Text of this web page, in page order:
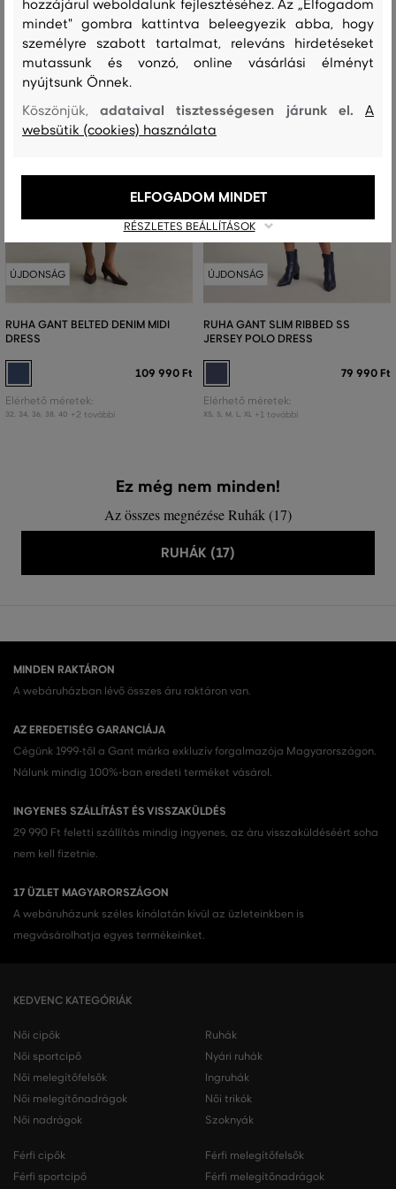
ÚJDONSÁG
RUHA GANT BELTED DENIM MIDI
DRESS
109 990 Ft
Elérhető méretek:
32 34 36 38 40 +2 további
ÚJDONSÁG
RUHA GANT SLIM RIBBED SS
JERSEY POLO DRESS
79 990 Ft
Elérhető méretek:
XS, S, M L, XL +1 további
Ez még nem minden!
Az összes megnézése Ruhák (17)
RUHÁK (17)
MINDEN RAKTÁRON
A webáruházban lévő összes áru raktáron van.
AZ EREDETISÉG GARANCIÁJA
Cégünk 1999-től a Gant márka exkluzív forgalmazója Magyarországon.
Nálunk mindig 100%-ban eredeti terméket vásárol.
INGYENES SZÁLLÍTÁST ÉS VISSZAKÜLDÉS
29 990 Ft feletti szállítás mindig ingyenes, az áru visszaküldéséért soha
nem kell fizetnie.
17 ÜZLET MAGYARORSZÁGON
A webáruházunk széles kínálatán kívül az üzleteinkben is
megvásárolhatja egyes termékeinket.
KEDVENC KATEGÓRIÁK
Női cipők
Női sportcipő
Női melegítőfelsők
Női melegítőnadrágok
Női nadrágok
Ruhák
Nyári ruhák
Ingruhák
Női trikók
Szoknyák
Férfi cipők
Férfi sportcipő
Férfi melegítőfelsők
Férfi melegítőnadrágok
hozzájárul weboldalunk fejlesztéséhez. Az „Elfogadom
mindet" gombra kattintva beleegyezik abba, hogy
személyre szabott tartalmat, releváns hirdetéseket
mutassunk és vonzó, online vásárlási élményt
nyújtsunk Önnek.
Köszönjük,adataival tisztességesen járunk el.A
websütik (cookies) használata
RÉSZLETES BEÁLLÍTÁSOK
ELFOGADOM MINDET